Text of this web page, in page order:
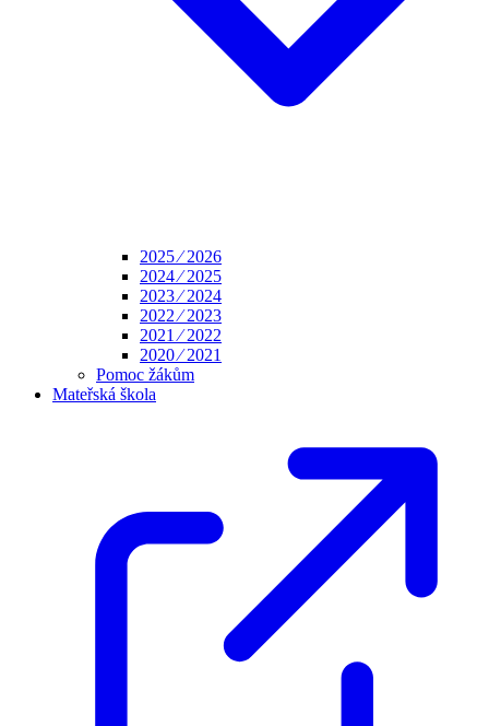
2025 ⁄ 2026
2024 ⁄ 2025
2023 ⁄ 2024
2022 ⁄ 2023
2021 ⁄ 2022
2020 ⁄ 2021
Pomoc žákům
Mateřská škola